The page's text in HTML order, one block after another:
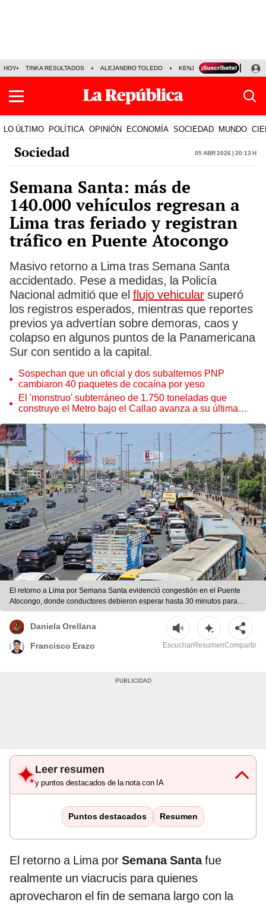
HOY TINKA RESULTADOS ALEJANDRO TOLEDO KENJI FUJIMORI
LO ÚLTIMO POLÍTICA OPINIÓN ECONOMÍA SOCIEDAD MUNDO
Sociedad 05 Abr 2026 | 20:13 h
Semana Santa: más de
140.000 vehículos regresan a
Lima tras feriado y registran
tráfico en Puente Atocongo
Masivo retorno a Lima tras Semana Santa
accidentado. Pese a medidas, la Policía
Nacional admitió que el flujo vehicular superó
los registros esperados, mientras que reportes
previos ya advertían sobre demoras, caos y
colapso en algunos puntos de la Panamericana
Sur con sentido a la capital.
Sospechan que un oficial y dos subalternos PNP
cambiaron 40 paquetes de cocaína por yeso
El 'monstruo' subterráneo de 1.750 toneladas que
construye el Metro bajo el Callao avanza a su última
El retorno a Lima por Semana Santa evidenció congestión en el Puente
Atocongo, donde conductores debieron esperar hasta 30 minutos para
avanzar un corto tramo. | La República | Francisco Erazo
Daniela Orellana
Francisco Erazo EscucharResumenCompartir
Leer resumen
y puntos destacados de la nota con IA
Puntos destacados Resumen
El retorno a Lima por Semana Santafue
realmente un viacrucis para quienes
aprovecharon el fin de semana largo con la